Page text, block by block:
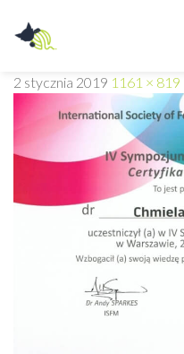
Weterynaryjna
Z
PAZUREM
2 stycznia 2019 1161 × 819